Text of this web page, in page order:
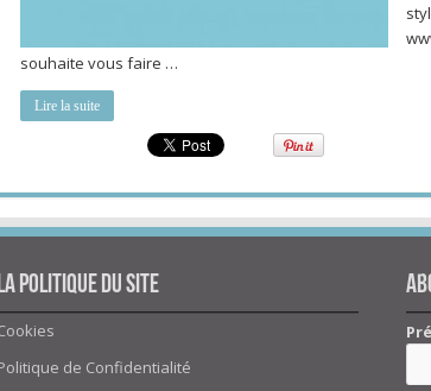
souhaite vous faire …
Lire la suite
politique du site
de Confidentialité